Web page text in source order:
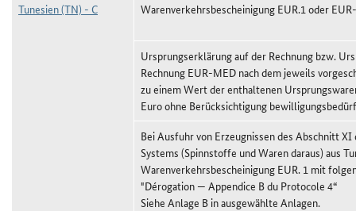
Tunesien (TN) - C
Warenverkehrsbescheinigung EUR.1 oder
Ursprungserklärung auf der Rechnung bzw.
Rechnung EUR-MED nach dem jeweils
zu einem Wert der enthaltenen
Euro ohne Berücksichtigung
Bei Ausfuhr von Erzeugnissen des Abschnitt
Systems (Spinnstoffe und Waren daraus) aus
Warenverkehrsbescheinigung EUR. 1 mit
"Dérogation — Appendice B du Protocole 4“
Siehe Anlage B in ausgewählte Anlagen.